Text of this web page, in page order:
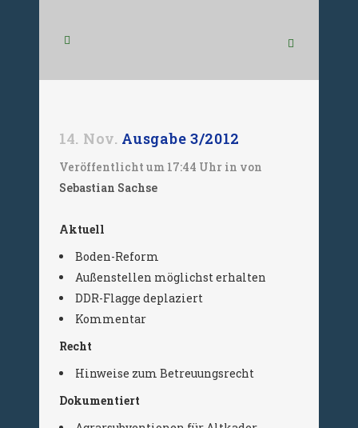
14. Nov. Ausgabe 3/2012
Veröffentlicht um 17:44 Uhr in von
Sebastian Sachse
Aktuell
Boden-Reform
Außenstellen möglichst erhalten
DDR-Flagge deplaziert
Kommentar
Recht
Hinweise zum Betreuungsrecht
Dokumentiert